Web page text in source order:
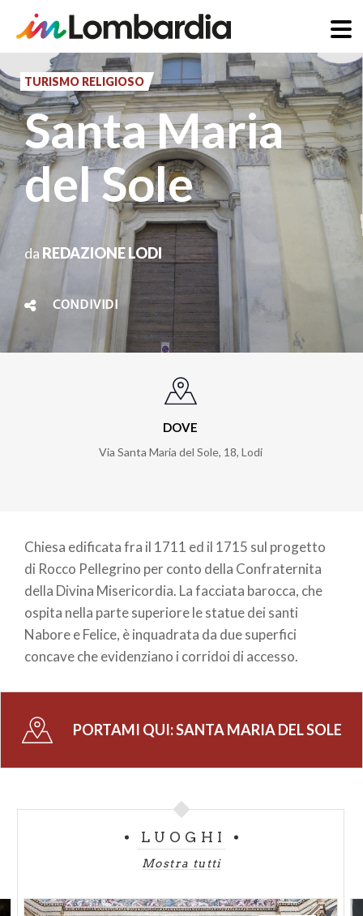
al
contenuto
principale
TURISMO RELIGIOSO
Santa Maria
del Sole
da REDAZIONE LODI
CONDIVIDI
DOVE
Via Santa Maria del Sole, 18, Lodi
Chiesa edificata fra il 1711 ed il 1715 sul progetto
di Rocco Pellegrino per conto della Confraternita
della Divina Misericordia. La facciata barocca, che
ospita nella parte superiore le statue dei santi
Nabore e Felice, è inquadrata da due superfici
concave che evidenziano i corridoi di accesso.
PORTAMI QUI:SANTA MARIA DEL SOLE
LUOGHI
Mostra tutti